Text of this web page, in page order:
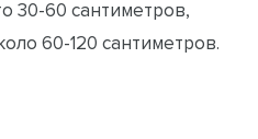
30-60 сантиметров,
60-120 сантиметров.